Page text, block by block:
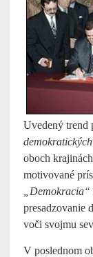
Uvedený trend
oboch
motivované
„Demokracia“
presadzovanie
voči svojmu
V poslednom